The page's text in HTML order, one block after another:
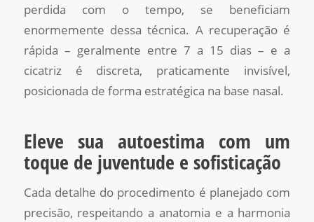
perdida com o tempo, se beneficiam
enormemente dessa técnica. A recuperação é
rápida – geralmente entre 7 a 15 dias – e a
cicatriz é discreta, praticamente invisível,
posicionada de forma estratégica na base nasal.
Eleve sua autoestima com um
toque de juventude e sofisticação
Cada detalhe do procedimento é planejado com
precisão, respeitando a anatomia e a harmonia